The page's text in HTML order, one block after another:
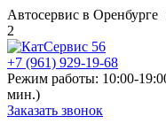
Автосервис в Оренбурге
2
+7 (961) 929-19-68
Режим работы: 10:00-
мин.)
Заказать звонок